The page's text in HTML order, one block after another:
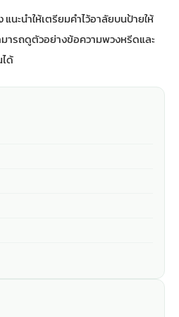
ะนำให้เตรียมคำไว้อาลัยบนป้ายให้
ารถดูตัวอย่างข้อความพวงหรีดและ
ด้